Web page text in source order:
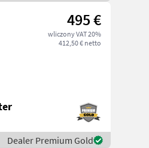
495 €
wliczony VAT 20%
412,50 € netto
Dealer Premium Gold